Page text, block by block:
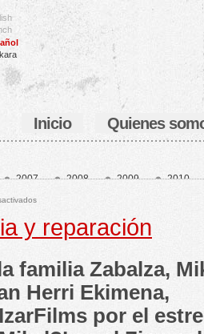
Inicio Quienes
2007 2008 2009
2010
y reparación
familia Zabalza,
Herri Ekimena,
por el